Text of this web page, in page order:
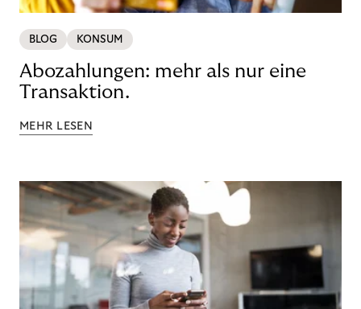
BLOG KONSUM
Abozahlungen: mehr als nur eine
Transaktion.
MEHR LESEN